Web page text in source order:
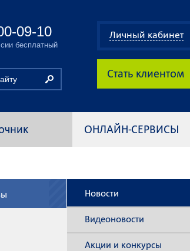
09-10
бесплатный
Личный кабинет
Стать клиентом
ОНЛАЙН-СЕРВИСЫ
Новости
Видеоновости
Акции и конкурсы